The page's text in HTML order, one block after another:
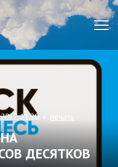
11:20 • печать
ДЕСЯТКОВ